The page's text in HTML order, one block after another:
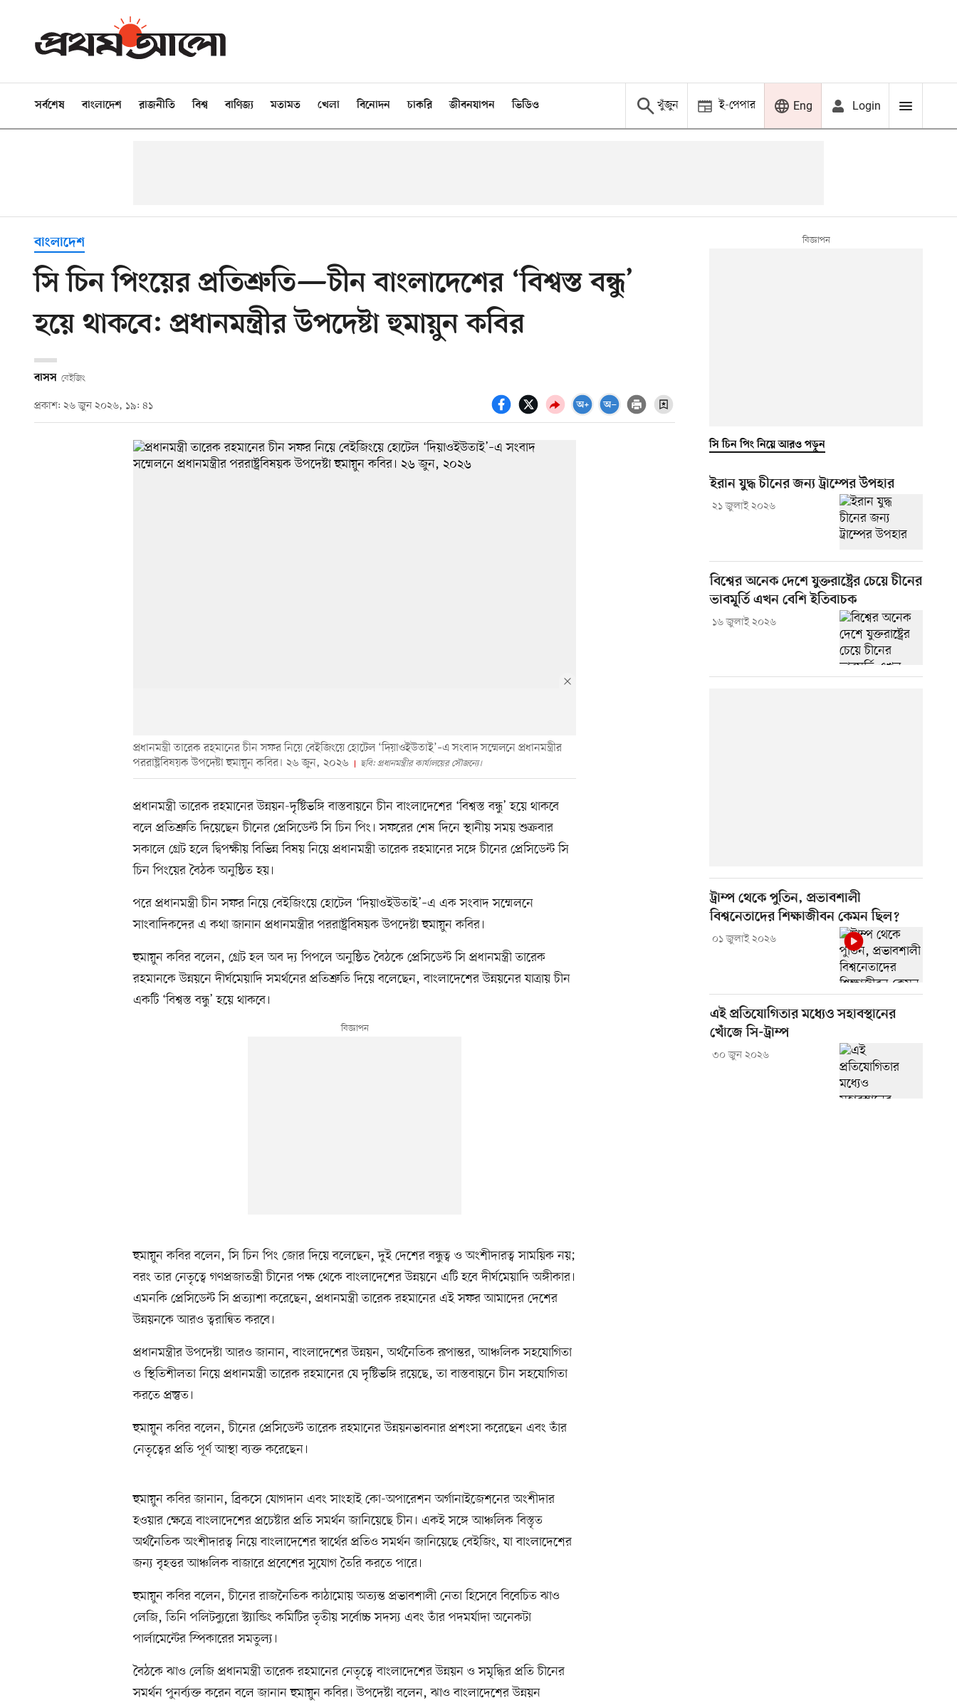
সর্বশেষ বাংলাদেশ রাজনীতি বিশ্ব বাণিজ্য মতামত খেলা বিনোদন চাকরি জীবনযাপন ভিডিও খুঁজুন ই-পেপার Eng Login
বাংলাদেশ
সি চিন পিংয়ের প্রতিশ্রুতি—চীন বাংলাদেশের ‘বিশ্বস্ত বন্ধু’
হয়ে থাকবে: প্রধানমন্ত্রীর উপদেষ্টা হুমায়ুন কবির
বাসস বেইজিং
প্রকাশ: ২৬ জুন ২০২৬, ১৯: ৪১
প্রধানমন্ত্রী তারেক রহমানের চীন সফর নিয়ে বেইজিংয়ে হোটেল ‘দিয়াওইউতাই’–এ সংবাদ সম্মেলনে প্রধানমন্ত্রীর
পররাষ্ট্রবিষয়ক উপদেষ্টা হুমায়ুন কবির। ২৬ জুন, ২০২৬
ছবি: প্রধানমন্ত্রীর কার্যালয়ের সৌজন্যে।
প্রধানমন্ত্রী তারেক রহমানের উন্নয়ন-দৃষ্টিভঙ্গি বাস্তবায়নে চীন বাংলাদেশের ‘বিশ্বস্ত বন্ধু’ হয়ে থাকবে
বলে প্রতিশ্রুতি দিয়েছেন চীনের প্রেসিডেন্ট সি চিন পিং। সফরের শেষ দিনে স্থানীয় সময় শুক্রবার
সকালে গ্রেট হলে দ্বিপক্ষীয় বিভিন্ন বিষয় নিয়ে প্রধানমন্ত্রী তারেক রহমানের সঙ্গে চীনের প্রেসিডেন্ট সি
চিন পিংয়ের বৈঠক অনুষ্ঠিত হয়।
পরে প্রধানমন্ত্রী চীন সফর নিয়ে বেইজিংয়ে হোটেল ‘দিয়াওইউতাই’–এ এক সংবাদ সম্মেলনে
সাংবাদিকদের এ কথা জানান প্রধানমন্ত্রীর পররাষ্ট্রবিষয়ক উপদেষ্টা হুমায়ুন কবির।
হুমায়ুন কবির বলেন, গ্রেট হল অব দ্য পিপলে অনুষ্ঠিত বৈঠকে প্রেসিডেন্ট সি প্রধানমন্ত্রী তারেক
রহমানকে উন্নয়নে দীর্ঘমেয়াদি সমর্থনের প্রতিশ্রুতি দিয়ে বলেছেন, বাংলাদেশের উন্নয়নের যাত্রায় চীন
একটি ‘বিশ্বস্ত বন্ধু’ হয়ে থাকবে।
হুমায়ুন কবির বলেন, সি চিন পিং জোর দিয়ে বলেছেন, দুই দেশের বন্ধুত্ব ও অংশীদারত্ব সাময়িক নয়;
বরং তার নেতৃত্বে গণপ্রজাতন্ত্রী চীনের পক্ষ থেকে বাংলাদেশের উন্নয়নে এটি হবে দীর্ঘমেয়াদি অঙ্গীকার।
এমনকি প্রেসিডেন্ট সি প্রত্যাশা করেছেন, প্রধানমন্ত্রী তারেক রহমানের এই সফর আমাদের দেশের
উন্নয়নকে আরও ত্বরান্বিত করবে।
প্রধানমন্ত্রীর উপদেষ্টা আরও জানান, বাংলাদেশের উন্নয়ন, অর্থনৈতিক রূপান্তর, আঞ্চলিক সহযোগিতা
ও স্থিতিশীলতা নিয়ে প্রধানমন্ত্রী তারেক রহমানের যে দৃষ্টিভঙ্গি রয়েছে, তা বাস্তবায়নে চীন সহযোগিতা
করতে প্রস্তুত।
হুমায়ুন কবির বলেন, চীনের প্রেসিডেন্ট তারেক রহমানের উন্নয়নভাবনার প্রশংসা করেছেন এবং তাঁর
নেতৃত্বের প্রতি পূর্ণ আস্থা ব্যক্ত করেছেন।
হুমায়ুন কবির জানান, ব্রিকসে যোগদান এবং সাংহাই কো-অপারেশন অর্গানাইজেশনের অংশীদার
হওয়ার ক্ষেত্রে বাংলাদেশের প্রচেষ্টার প্রতি সমর্থন জানিয়েছে চীন। একই সঙ্গে আঞ্চলিক বিস্তৃত
অর্থনৈতিক অংশীদারত্ব নিয়ে বাংলাদেশের স্বার্থের প্রতিও সমর্থন জানিয়েছে বেইজিং, যা বাংলাদেশের
জন্য বৃহত্তর আঞ্চলিক বাজারে প্রবেশের সুযোগ তৈরি করতে পারে।
হুমায়ুন কবির বলেন, চীনের রাজনৈতিক কাঠামোয় অত্যন্ত প্রভাবশালী নেতা হিসেবে বিবেচিত ঝাও
লেজি, তিনি পলিটব্যুরো স্ট্যান্ডিং কমিটির তৃতীয় সর্বোচ্চ সদস্য এবং তাঁর পদমর্যাদা অনেকটা
পার্লামেন্টের স্পিকারের সমতুল্য।
বৈঠকে ঝাও লেজি প্রধানমন্ত্রী তারেক রহমানের নেতৃত্বে বাংলাদেশের উন্নয়ন ও সমৃদ্ধির প্রতি চীনের
সমর্থন পুনর্ব্যক্ত করেন বলে জানান হুমায়ুন কবির। উপদেষ্টা বলেন, ঝাও বাংলাদেশের উন্নয়ন
সি চিন পিং নিয়ে আরও পড়ুন
ইরান যুদ্ধ চীনের জন্য ট্রাম্পের উপহার
২১ জুলাই ২০২৬
বিশ্বের অনেক দেশে যুক্তরাষ্ট্রের চেয়ে চীনের
ভাবমূর্তি এখন বেশি ইতিবাচক
১৬ জুলাই ২০২৬
ট্রাম্প থেকে পুতিন, প্রভাবশালী
বিশ্বনেতাদের শিক্ষাজীবন কেমন ছিল?
০১ জুলাই ২০২৬
এই প্রতিযোগিতার মধ্যেও সহাবস্থানের
খোঁজে সি-ট্রাম্প
৩০ জুন ২০২৬